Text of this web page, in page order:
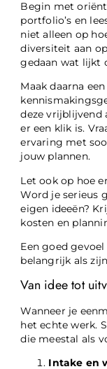
Begin met
portfolio’s en
niet alleen op
diversiteit aan
gedaan wat lijkt
Maak daarna
deze vrijblijvend
er een klik is.
ervaring met
jouw plannen.
Let ook op hoe
Word je serieus
eigen ideeën?
kosten en
Een goed
belangrijk als
Van idee tot
Wanneer je
het echte werk.
die meestal als
Intake en